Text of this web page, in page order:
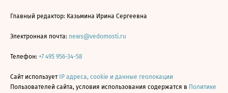
Главный редактор: Казьмина Ирина Сергеевна
Электронная почта: news@vedomosti.ru
Телефон: +7 495 956-34-58
Сайт использует IP адреса, cookie и данные геолокации
Пользователей сайта, условия использования содержатся в Политике